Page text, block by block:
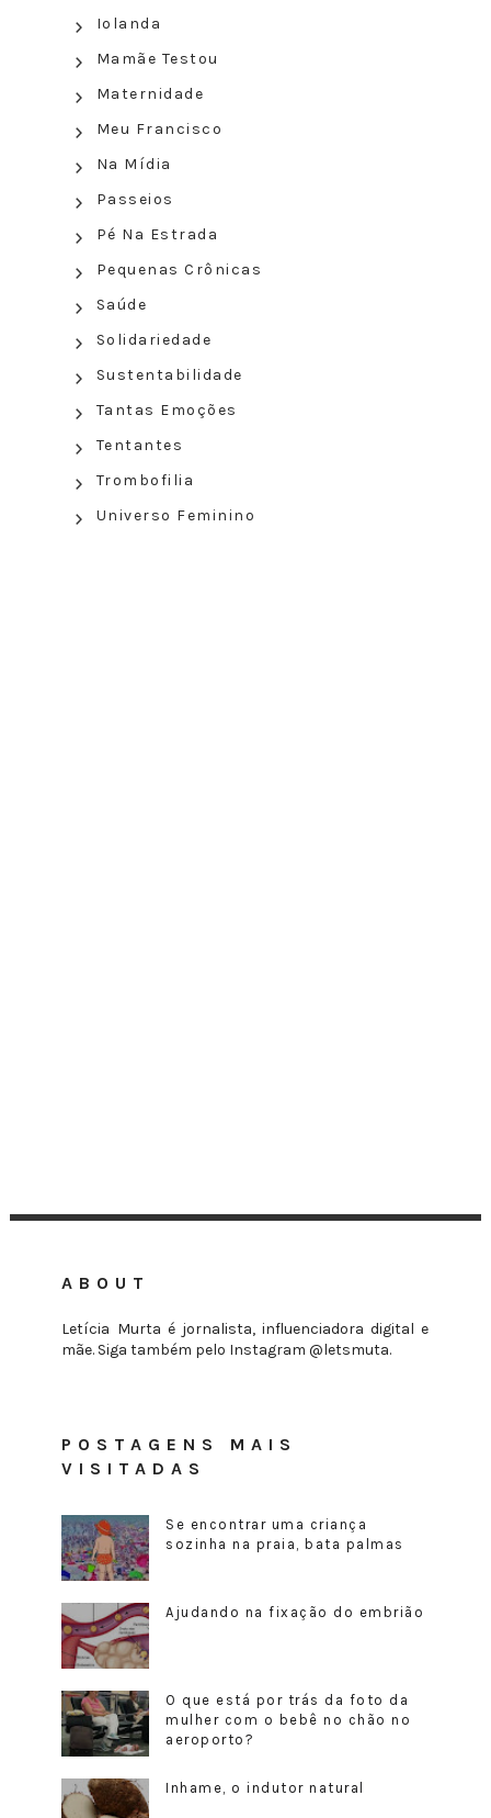
Iolanda
Mamãe Testou
Maternidade
Meu Francisco
Na Mídia
Passeios
Pé Na Estrada
Pequenas Crônicas
Saúde
Solidariedade
Sustentabilidade
Tantas Emoções
Tentantes
Trombofilia
Universo Feminino
ABOUT
Letícia Murta é jornalista, influenciadora digital e
mãe. Siga também pelo Instagram @letsmuta.
POSTAGENS MAIS
VISITADAS
Se encontrar uma criança
sozinha na praia, bata palmas
Ajudando na fixação do embrião
O que está por trás da foto da
mulher com o bebê no chão no
aeroporto?
Inhame, o indutor natural